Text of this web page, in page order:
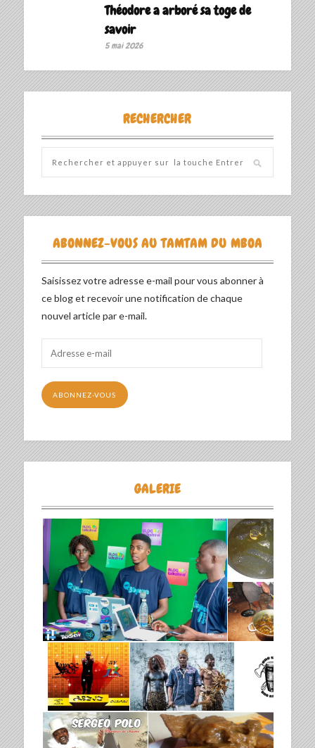
Théodore a arboré sa toge de
savoir ‎
5 mai 2026
RECHERCHER
ABONNEZ-VOUS AU TAMTAM DU MBOA
Saisissez votre adresse e-mail pour vous abonner à
ce blog et recevoir une notification de chaque
nouvel article par e-mail.
mail
ABONNEZ-VOUS
GALERIE